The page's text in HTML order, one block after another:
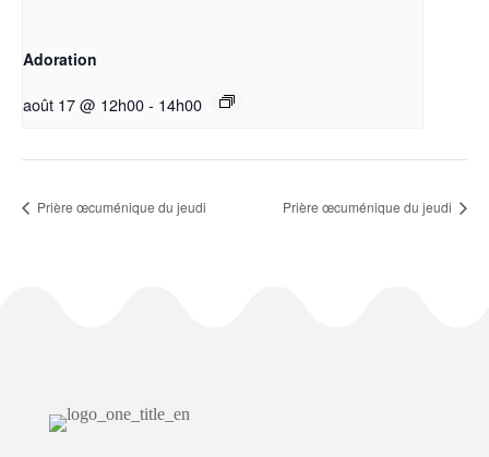
Adoration
août 17 @ 12h00- 14h00
Prière œcuménique du jeudi Prière œcuménique du jeudi